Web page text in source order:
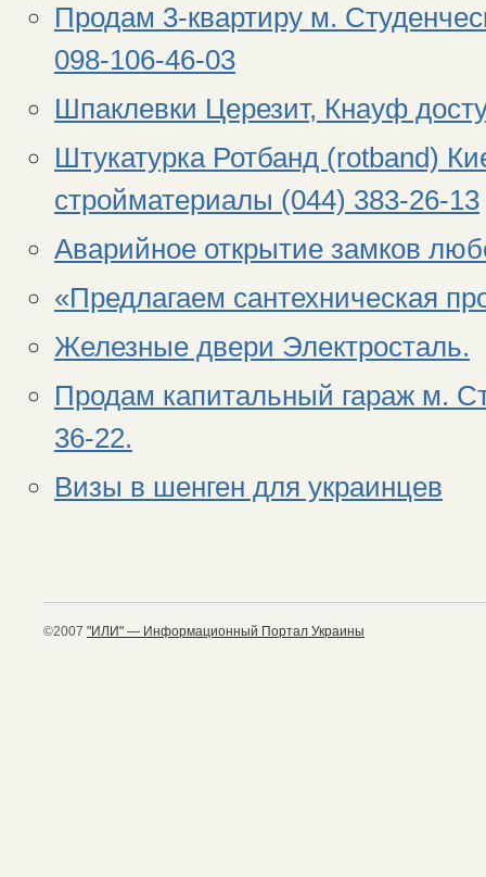
Продам 3-квартиру м.
098-106-46-03
Шпаклевки Церезит, Кнауф
Штукатурка Ротбанд (rotband)
стройматериалы (044) 383-26-13
Аварийное открытие замков
«Предлагаем сантехническая
Железные двери Электросталь.
Продам капитальный гараж м.
36-22.
Визы в шенген для украинцев
©2007 "ИЛИ" — Информационный Портал Украины